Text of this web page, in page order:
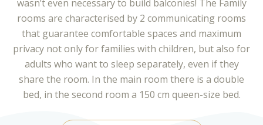
wasn’t even necessary to build balconies! The Family
rooms are characterised by 2 communicating rooms
that guarantee comfortable spaces and maximum
privacy not only for families with children, but also for
adults who want to sleep separately, even if they
share the room. In the main room there is a double
bed, in the second room a 150 cm queen-size bed.